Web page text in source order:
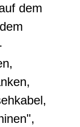
dem